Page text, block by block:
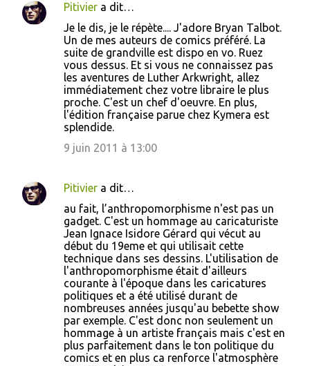
s
Pitivier a dit…
Je le dis, je le répète.... J'adore Bryan Talbot.
Un de mes auteurs de comics préféré. La
suite de grandville est dispo en vo. Ruez
vous dessus. Et si vous ne connaissez pas
les aventures de Luther Arkwright, allez
immédiatement chez votre libraire le plus
proche. C'est un chef d'oeuvre. En plus,
l'édition française parue chez Kymera est
splendide.
9 juin 2011 à 13:00
Pitivier a dit…
au fait, l’anthropomorphisme n'est pas un
gadget. C'est un hommage au caricaturiste
Jean Ignace Isidore Gérard qui vécut au
début du 19eme et qui utilisait cette
technique dans ses dessins. L'utilisation de
l'anthropomorphisme était d'ailleurs
courante à l'époque dans les caricatures
politiques et a été utilisé durant de
nombreuses années jusqu'au bebette show
par exemple. C'est donc non seulement un
hommage à un artiste français mais c'est en
plus parfaitement dans le ton politique du
comics et en plus ca renforce l'atmosphère